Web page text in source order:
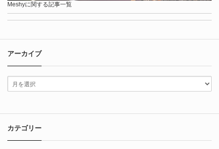
Meshyに関する記事一覧
アーカイブ
カテゴリー